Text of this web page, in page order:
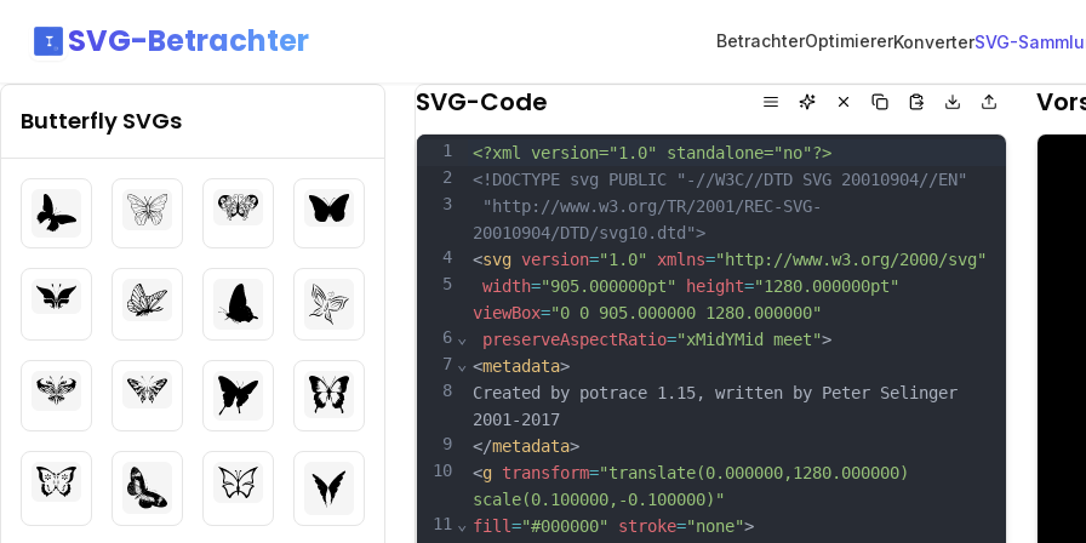
SVG-Betrachter BetrachterOptimiererKonverterSVG-
Butterfly SVGs
SVG-Code
1
2
3
4
5
6
7
8
9
10
11
⌄
⌄
⌄
<?xml version="1.0" standalone="no"?>
<!DOCTYPE svg PUBLIC "-//W3C//DTD SVG 20010904//EN"
"http://www.w3.org/TR/2001/REC-SVG-
20010904/DTD/svg10.dtd">
<svg version="1.0" xmlns="http://www.w3.org/2000/svg"
width="905.000000pt" height="1280.000000pt"
viewBox="0 0 905.000000 1280.000000"
preserveAspectRatio="xMidYMid meet">
<metadata>
Created by potrace 1.15, written by Peter Selinger
2001-2017
</metadata>
<g transform="translate(0.000000,1280.000000)
scale(0.100000,-0.100000)"
fill="#000000" stroke="none">